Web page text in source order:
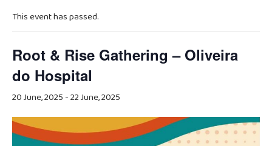
This event has passed.
Root & Rise Gathering – Oliveira
do Hospital
20 June, 2025-22 June, 2025